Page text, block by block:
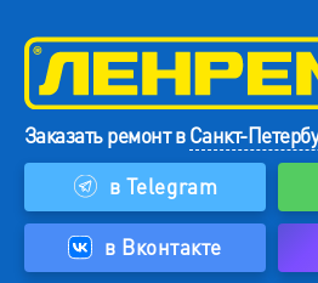
Заказать ремонт вСанкт-
в Telegram
в Вконтакте